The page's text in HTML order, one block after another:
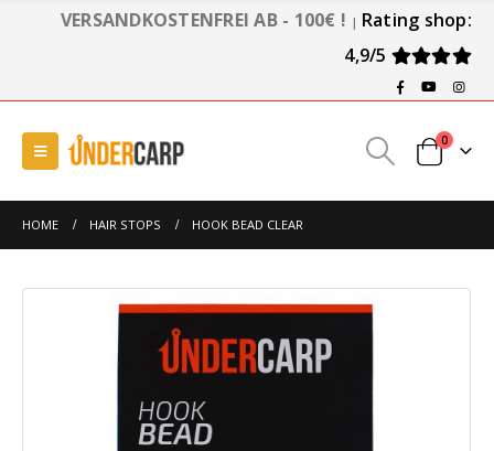
VERSANDKOSTENFREI AB - 100€ ! | Rating shop:
4,9/5
0
HOME HAIR STOPS HOOK BEAD CLEAR